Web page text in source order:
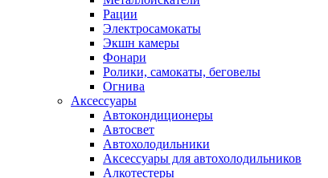
Рации
Электросамокаты
Экшн камеры
Фонари
Ролики, самокаты, беговелы
Огнива
Аксессуары
Автокондиционеры
Aвтосвет
Автохолодильники
Аксессуары для автохолодильников
Алкотестеры